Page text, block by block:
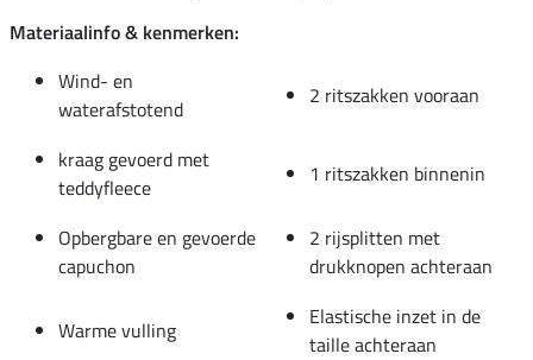
Materiaalinfo & kenmerken:
Wind- en
waterafstotend
2 ritszakken vooraan
kraag gevoerd met
teddyfleece
1 ritszakken binnenin
Opbergbare en gevoerde
capuchon
2 rijsplitten met
drukknopen achteraan
Warme vulling
Elastische inzet in de
taille achteraan